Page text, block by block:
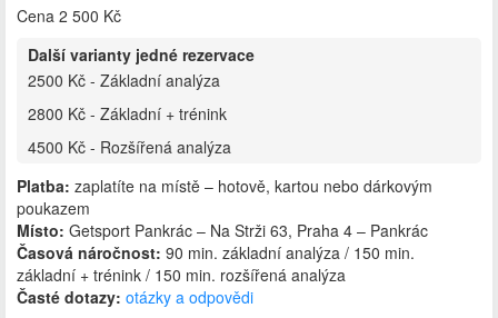
Cena 2 500 Kč
Další varianty jedné rezervace
2500 Kč - Základní analýza
2800 Kč - Základní + trénink
4500 Kč - Rozšířená analýza
Platba: zaplatíte na místě – hotově, kartou nebo dárkovým
poukazem
Místo: Getsport Pankrác – Na Strži 63, Praha 4 – Pankrác
Časová náročnost: 90 min. základní analýza / 150 min.
základní + trénink / 150 min. rozšířená analýza
Časté dotazy: otázky a odpovědi